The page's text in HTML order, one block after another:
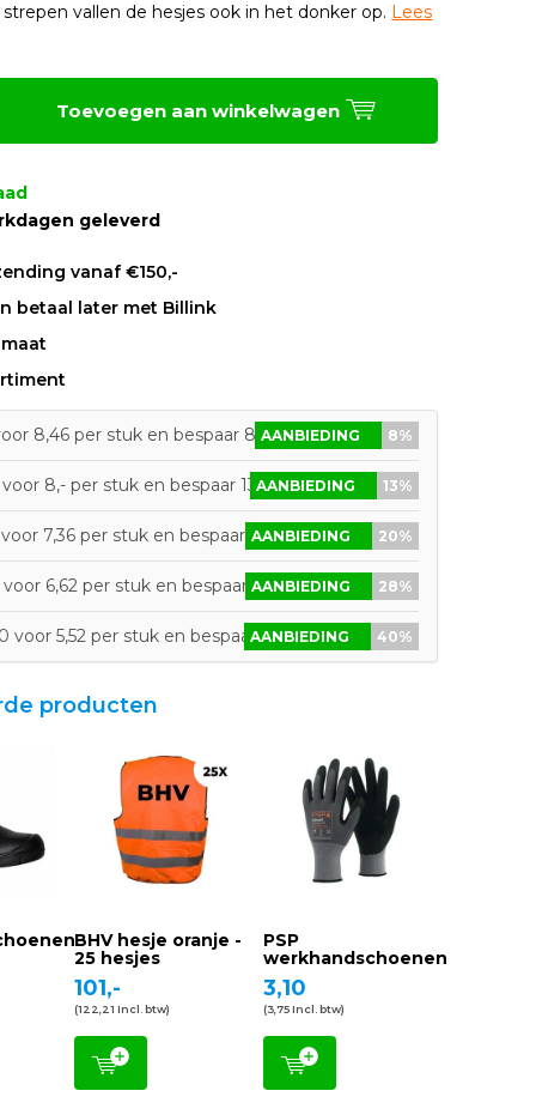
vallen de hesjes ook in het donker op. Lees
Toevoegen aan winkelwagen
geleverd
vanaf €150,-
betaal later met Billink
8,46 per stuk en bespaar 8%AANBIEDING 8%
8,- per stuk en bespaar 13%AANBIEDING 13%
7,36 per stuk en bespaar 20%AANBIEDING 20%
6,62 per stuk en bespaar 28%AANBIEDING 28%
voor 5,52 per stuk en bespaar 40%AANBIEDING 40%
producten
BHV hesje oranje -
25 hesjes
101,-
(122,21 Incl. btw)
PSP
werkhandschoenen
3,10
(3,75 Incl. btw)